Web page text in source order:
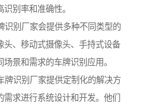
别率和准确性。
识别厂家会提供多种不同类型的
头、移动式摄像头、手持式设备
景和需求的车牌识别应用。
牌识别厂家提供定制化的解决方
求进行系统设计和开发。他们